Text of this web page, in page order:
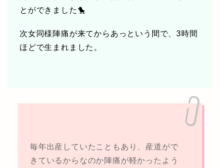
とができました🐤
次女同様陣痛が来てからあっという間で、3時間
ほどで生まれました。
毎年出産していたこともあり、産道がで
きているからなのか陣痛が軽かったよう